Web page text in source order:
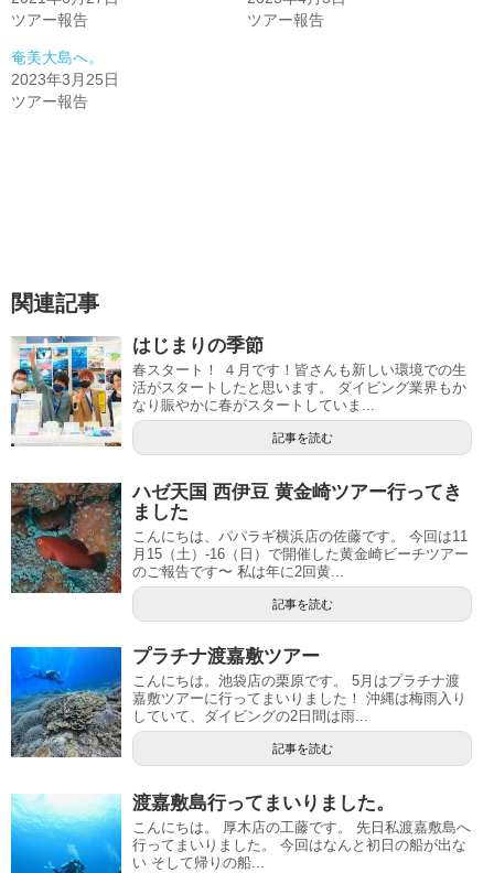
ツアー報告
ツアー報告
奄美大島へ。
2023年3月25日
ツアー報告
関連記事
はじまりの季節
春スタート！ ４月です！皆さんも新しい環境での生
活がスタートしたと思います。 ダイビング業界もか
なり賑やかに春がスタートしていま...
記事を読む
ハゼ天国 西伊豆 黄金崎ツアー行ってき
ました
こんにちは、パパラギ横浜店の佐藤です。 今回は11
月15（土）-16（日）で開催した黄金崎ビーチツアー
のご報告です〜 私は年に2回黄...
記事を読む
プラチナ渡嘉敷ツアー
こんにちは。池袋店の栗原です。 5月はプラチナ渡
嘉敷ツアーに行ってまいりました！ 沖縄は梅雨入り
していて、ダイビングの2日間は雨...
記事を読む
渡嘉敷島行ってまいりました。
こんにちは。 厚木店の工藤です。 先日私渡嘉敷島へ
行ってまいりました。 今回はなんと初日の船が出な
い そして帰りの船...